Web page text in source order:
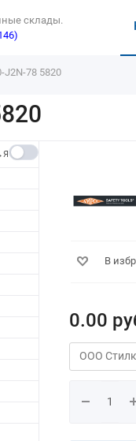
склады.
J2N-78 5820
В
0.00